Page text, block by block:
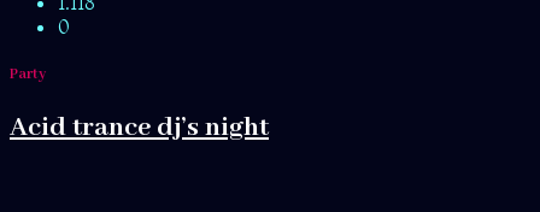
0
Party
Acid trance dj’s night